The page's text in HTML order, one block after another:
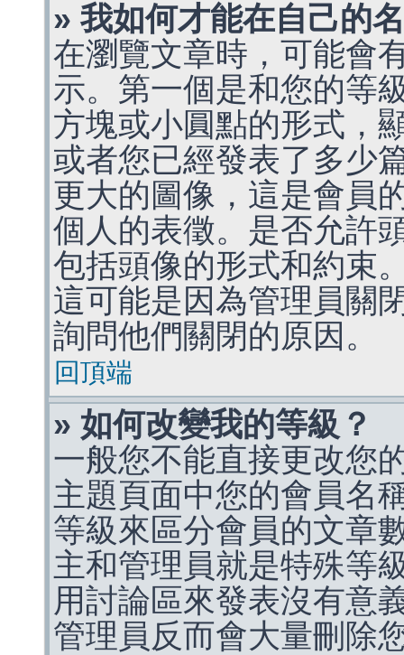
» 我如何才能在自己的
在瀏覽文章時，可能會
示。第一個是和您的等
方塊或小圓點的形式，
或者您已經發表了多少
更大的圖像，這是會員
個人的表徵。是否允許
包括頭像的形式和約束
這可能是因為管理員關
詢問他們關閉的原因。
回頂端
» 如何改變我的等級？
一般您不能直接更改您
主題頁面中您的會員名
等級來區分會員的文章
主和管理員就是特殊等
用討論區來發表沒有意
管理員反而會大量刪除